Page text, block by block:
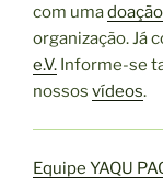
com umadoação
organização. Já
e.V. Informe-se
nossos vídeos.
Equipe YAQU